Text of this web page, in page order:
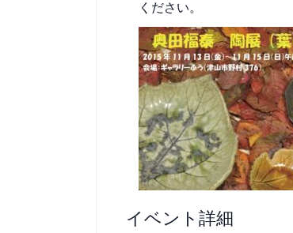
ください。
イベント詳細